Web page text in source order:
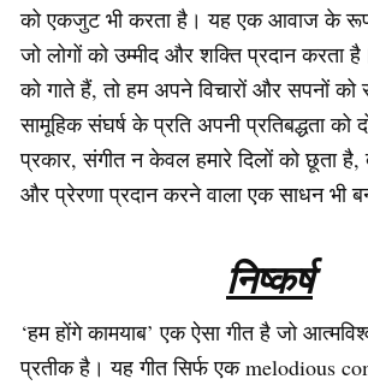
को एकजुट भी करता है। यह एक आवाज के रूप
जो लोगों को उम्मीद और शक्ति प्रदान करता
को गाते हैं, तो हम अपने विचारों और सपनों
सामूहिक संघर्ष के प्रति अपनी प्रतिबद्धता को
प्रकार, संगीत न केवल हमारे दिलों को छूता
और प्रेरणा प्रदान करने वाला एक साधन भी
निष्कर्ष
‘हम होंगे कामयाब’ एक ऐसा गीत है जो
प्रतीक है। यह गीत सिर्फ एक melodious